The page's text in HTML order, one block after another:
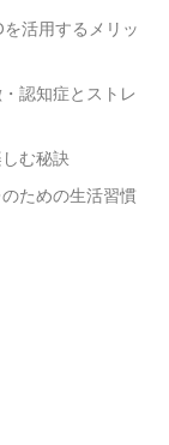
活用するメリッ
認知症とストレ
む秘訣
ための生活習慣